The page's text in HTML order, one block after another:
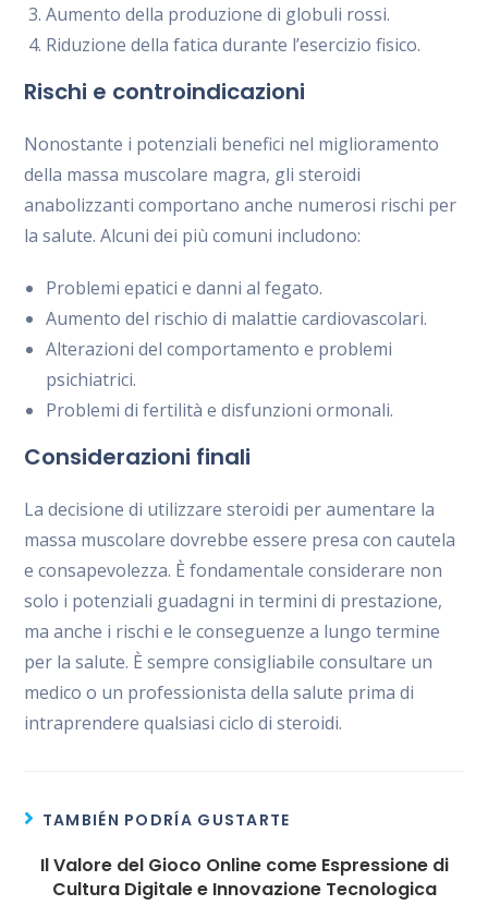
Aumento della produzione di globuli rossi.
Riduzione della fatica durante l’esercizio fisico.
Rischi e controindicazioni
Nonostante i potenziali benefici nel miglioramento
della massa muscolare magra, gli steroidi
anabolizzanti comportano anche numerosi rischi per
la salute. Alcuni dei più comuni includono:
Problemi epatici e danni al fegato.
Aumento del rischio di malattie cardiovascolari.
Alterazioni del comportamento e problemi
psichiatrici.
Problemi di fertilità e disfunzioni ormonali.
Considerazioni finali
La decisione di utilizzare steroidi per aumentare la
massa muscolare dovrebbe essere presa con cautela
e consapevolezza. È fondamentale considerare non
solo i potenziali guadagni in termini di prestazione,
ma anche i rischi e le conseguenze a lungo termine
per la salute. È sempre consigliabile consultare un
medico o un professionista della salute prima di
intraprendere qualsiasi ciclo di steroidi.
TAMBIÉN PODRÍA GUSTARTE
Il Valore del Gioco Online come Espressione di
Cultura Digitale e Innovazione Tecnologica